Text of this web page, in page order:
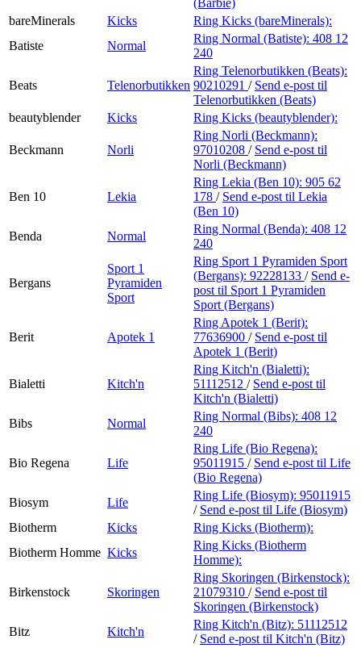
bareMinerals
Kicks
Ring Kicks (bareMinerals):
Batiste
Normal
Ring Normal (Batiste): 408 12
240
Beats Telenorbutikken
Ring Telenorbutikken (Beats):
90210291 / Send e-post til
Telenorbutikken (Beats)
beautyblender
Kicks Ring Kicks (beautyblender):
Beckmann Norli
Ring Norli (Beckmann):
97010208 / Send e-post til
Norli (Beckmann)
Ben 10 Lekia
Ring Lekia (Ben 10): 905 62
178 / Send e-post til Lekia
(Ben 10)
Benda
Normal
Ring Normal (Benda): 408 12
240
Bergans
Sport 1
Pyramiden
Sport
Ring Sport 1 Pyramiden Sport
(Bergans): 92228133 / Send e-
post til Sport 1 Pyramiden
Sport (Bergans)
Berit Apotek 1
Ring Apotek 1 (Berit):
77636900 / Send e-post til
Apotek 1 (Berit)
Bialetti Kitch'n
Ring Kitch'n (Bialetti):
51112512 / Send e-post til
Kitch'n (Bialetti)
Bibs
Normal
Ring Normal (Bibs): 408 12
240
Bio Regena Life
Ring Life (Bio Regena):
95011915 / Send e-post til Life
(Bio Regena)
Biosym
Life
Ring Life (Biosym): 95011915
/ Send e-post til Life (Biosym)
Biotherm
Kicks
Ring Kicks (Biotherm):
Biotherm Homme Kicks
Ring Kicks (Biotherm
Homme):
Birkenstock Skoringen
Ring Skoringen (Birkenstock):
21079310 / Send e-post til
Skoringen (Birkenstock)
Bitz
Kitch'n
Ring Kitch'n (Bitz): 51112512
/ Send e-post til Kitch'n (Bitz)